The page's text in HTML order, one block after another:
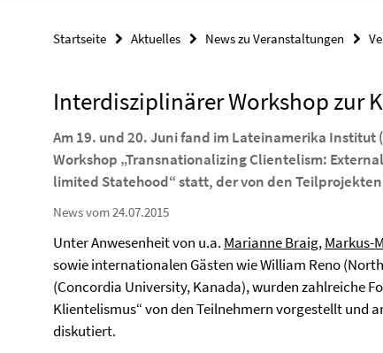
Startseite Aktuelles News zu Veranstaltungen
Interdisziplinärer Workshop zur
Am 19. und 20. Juni fand im Lateinamerika
Workshop „Transnationalizing Clientelism:
limited Statehood“ statt, der von den Teilprojekten
News vom 24.07.2015
Unter Anwesenheit von u.a. Marianne Braig,Markus-
sowie internationalen Gästen wie William Reno
(Concordia University, Kanada), wurden zahlreiche
Klientelismus“ von den Teilnehmern vorgestellt und
diskutiert.